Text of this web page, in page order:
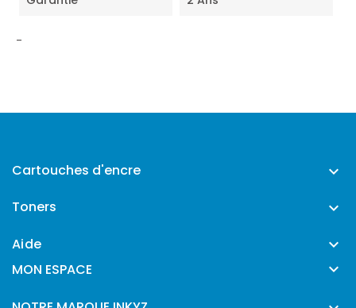
-
Cartouches d'encre 
Toners 
Aide 
MON ESPACE 